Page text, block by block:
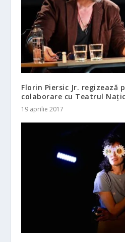
Florin Piersic Jr. regizează
colaborare cu Teatrul
19 aprilie 2017